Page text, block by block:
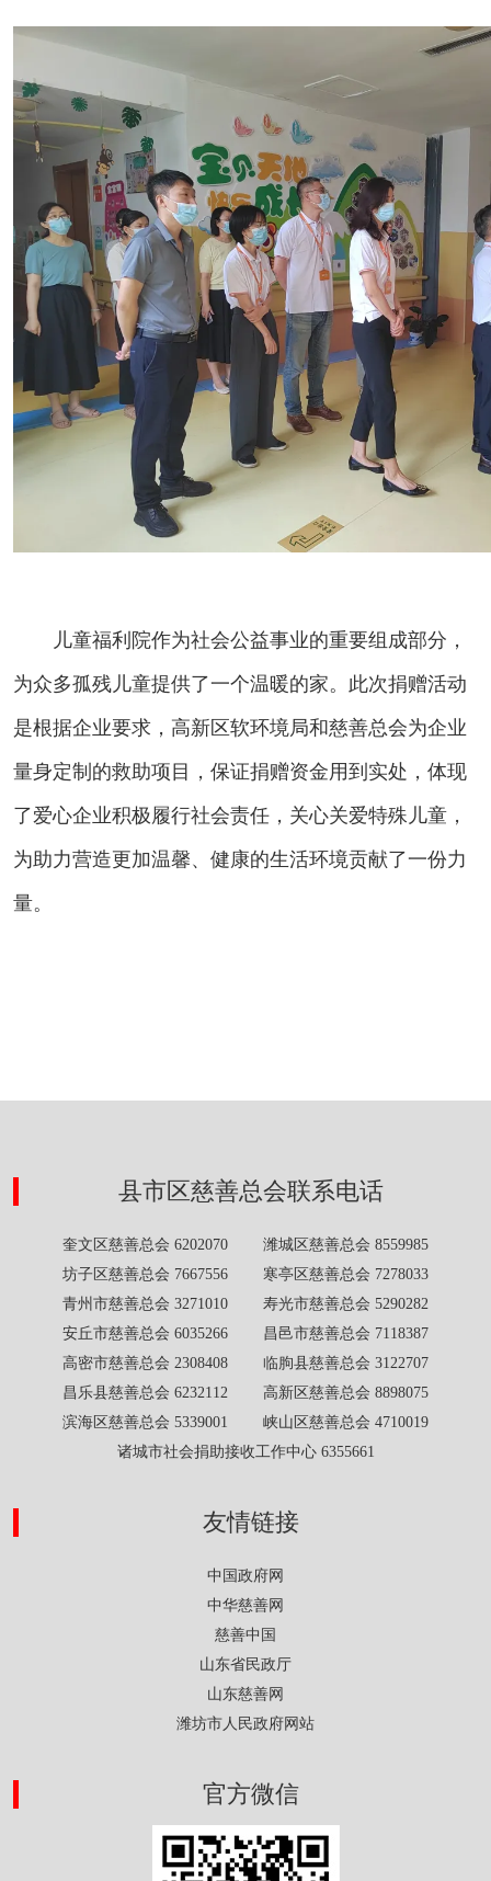
儿童福利院作为社会公益事业的重要组成部分，
为众多孤残儿童提供了一个温暖的家。此次捐赠活动
是根据企业要求，高新区软环境局和慈善总会为企业
量身定制的救助项目，保证捐赠资金用到实处，体现
了爱心企业积极履行社会责任，关心关爱特殊儿童，
为助力营造更加温馨、健康的生活环境贡献了一份力
量。
县市区慈善总会联系电话
奎文区慈善总会 6202070 潍城区慈善总会 8559985
坊子区慈善总会 7667556 寒亭区慈善总会 7278033
青州市慈善总会 3271010 寿光市慈善总会 5290282
安丘市慈善总会 6035266 昌邑市慈善总会 7118387
高密市慈善总会 2308408 临朐县慈善总会 3122707
昌乐县慈善总会 6232112 高新区慈善总会 8898075
滨海区慈善总会 5339001 峡山区慈善总会 4710019
诸城市社会捐助接收工作中心 6355661
友情链接
中国政府网
中华慈善网
慈善中国
山东省民政厅
山东慈善网
潍坊市人民政府网站
官方微信